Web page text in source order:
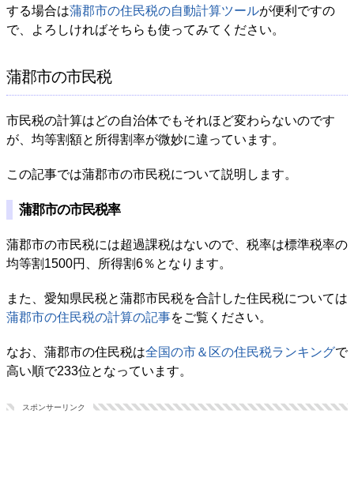
する場合は蒲郡市の住民税の自動計算ツールが便利ですの
で、よろしければそちらも使ってみてください。
蒲郡市の市民税
市民税の計算はどの自治体でもそれほど変わらないのです
が、均等割額と所得割率が微妙に違っています。
この記事では蒲郡市の市民税について説明します。
蒲郡市の市民税率
蒲郡市の市民税には超過課税はないので、税率は標準税率の
均等割1500円、所得割6％となります。
また、愛知県民税と蒲郡市民税を合計した住民税については
蒲郡市の住民税の計算の記事をご覧ください。
なお、蒲郡市の住民税は全国の市＆区の住民税ランキングで
高い順で233位となっています。
スポンサーリンク